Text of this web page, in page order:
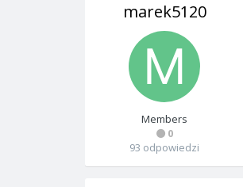
marek5120
Members
0
93 odpowiedzi